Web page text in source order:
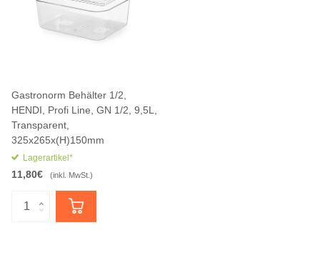
Gastronorm Behälter 1/2,
HENDI, Profi Line, GN 1/2, 9,5L,
Transparent,
325x265x(H)150mm
Lagerartikel*
11,80€ (inkl. MwSt.)